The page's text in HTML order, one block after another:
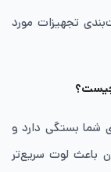
تجهیزات مورد
چیست؟
شما بستگی دارد و
باعث لوت سریع‌تر